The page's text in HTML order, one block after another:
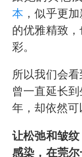
本 ，似乎更
的优雅精致
彩。
所以我们会
曾一直延长
年，却依然
让松弛和皱
感染，在莞